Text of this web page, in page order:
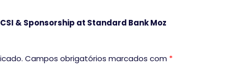
& Sponsorship at Standard Bank Moz
Campos obrigatórios marcados com *